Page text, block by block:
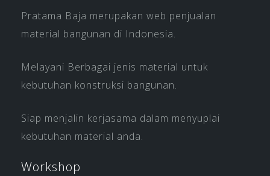
Pratama Baja merupakan web penjualan
material bangunan di Indonesia.
Melayani Berbagai jenis material untuk
kebutuhan konstruksi bangunan.
Siap menjalin kerjasama dalam menyuplai
kebutuhan material anda.
Workshop